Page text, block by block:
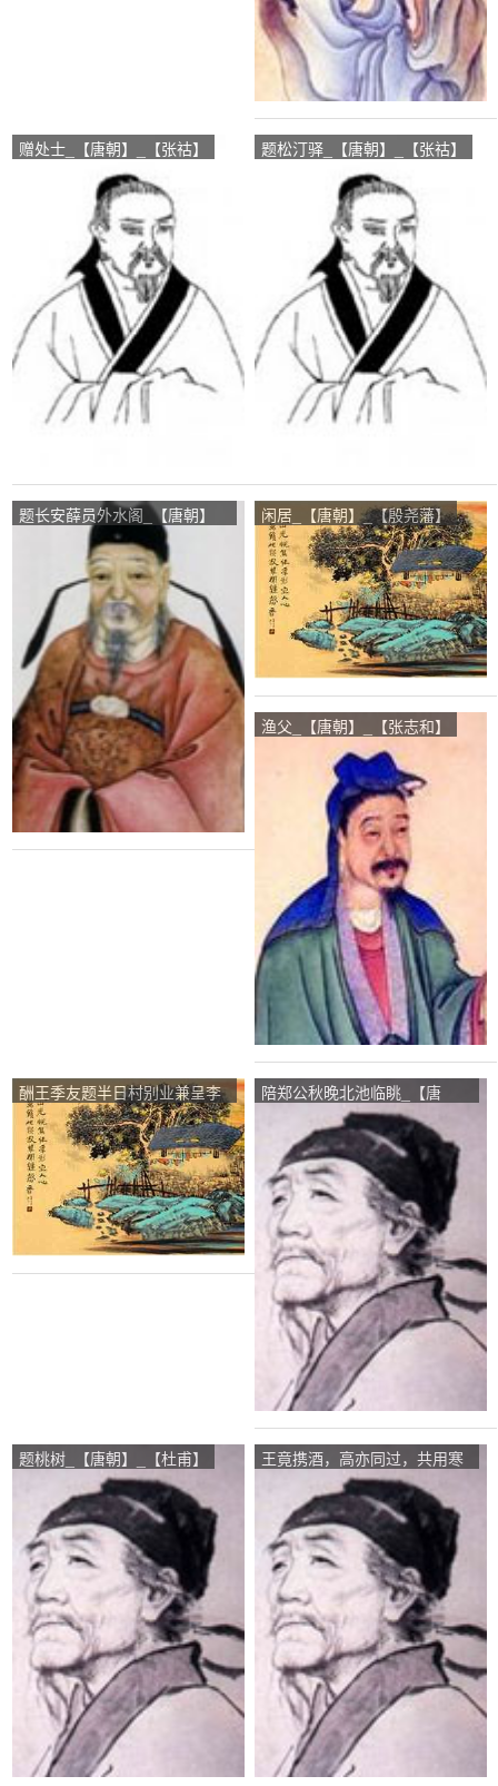
赠处士_【唐朝】_【张祜】 题松汀驿_【唐朝】_【张祜】
题长安薛员外水阁_【唐朝】
_【姚合】
闲居_【唐朝】_【殷尧藩】
渔父_【唐朝】_【张志和】
酬王季友题半日村别业兼呈李
明府_【唐朝】_【郎士元】
陪郑公秋晚北池临眺_【唐
朝】_【杜甫】
题桃树_【唐朝】_【杜甫】
王竟携酒，高亦同过，共用寒
字_【唐朝】_【杜甫】